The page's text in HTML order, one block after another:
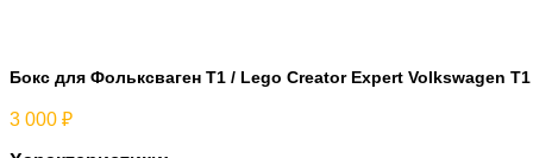
Бокс для Фольксваген Т1 / Lego Creator Expert Volkswagen T1
3 000 ₽